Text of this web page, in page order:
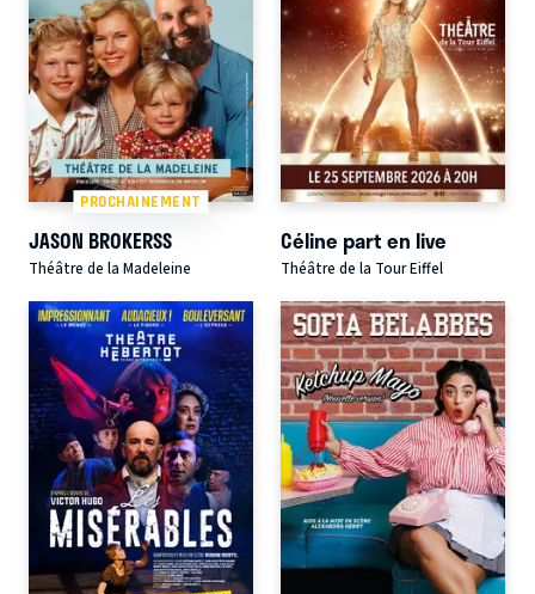
PROCHAINEMENT
JASON BROKERSS
Théâtre de la Madeleine
Céline part en live
Théâtre de la Tour Eiffel